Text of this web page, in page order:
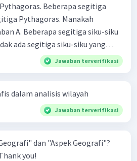
Beberapa segitiga
Pythagoras. Manakah
A. Beberapa segitiga siku-siku
ada segitiga siku-siku yang
segitiga siku-siku dapat
segitiga siku-siku tidak
Jawaban terverifikasi
dalam analisis wilayah
Jawaban terverifikasi
dan "Aspek Geografi"?
you!